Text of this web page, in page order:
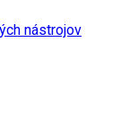
nástrojov